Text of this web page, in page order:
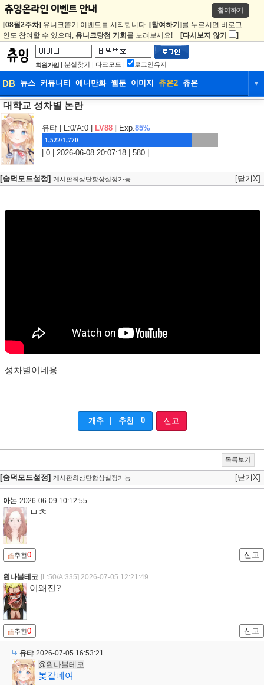
참여하기
[08월2주차] 유니크뽑기 이벤트를 시작합니다. [참여하기] 를 누르시면 비로그
인도 참여할 수 있으며, 유니크당첨 기회 를 노려보세요! [다시보지 않기 ]
회원가입 | 분실찾기 | 다크모드 | 로그인유지
DB 뉴스 커뮤니티 애니만화 웹툰 이미지 츄온2 츄온 ▼
DB
웹툰 이미지
대학교 성차별 논란
유탸 | L:0/A:0 | LV88 Exp.85%
1,522/1,770
| 0 | 2026-06-08 20:07:18 | 580 |
[숨덕모드설정] 게시판최상단항상설정가능 [닫기X]
성차별이네용
개추 추천 0 신고
목록보기
[숨덕모드설정] 게시판최상단항상설정가능 [닫기X]
아논 2026-06-09 10:12:55
ㅁㅊ
추천0 신고
원나블테코 [L:50/A:335] 2026-07-05 12:21:49
이왜진?
추천0 신고
유탸 2026-07-05 16:53:21
@원나블테코
봊같네여